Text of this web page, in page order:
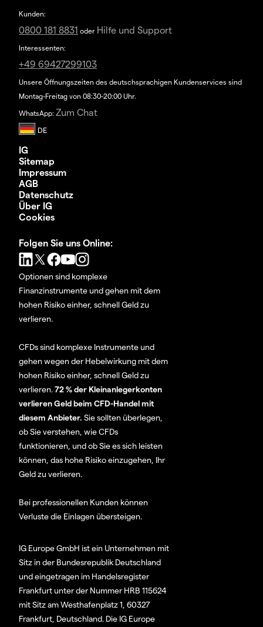
Kunden:
0800 181 8831 oder Hilfe und Support
Interessenten:
+49 69427299103
Unsere Öffnungszeiten des deutschsprachigen Kundenservices sind
Montag-Freitag von 08:30-20:00 Uhr.
WhatsApp: Zum Chat
IG
Sitemap
Impressum
AGB
Datenschutz
Über IG
Cookies
Folgen Sie uns Online:
Optionen sind komplexe
Finanzinstrumente und gehen mit dem
hohen Risiko einher, schnell Geld zu
verlieren.
CFDs sind komplexe Instrumente und
gehen wegen der Hebelwirkung mit dem
hohen Risiko einher, schnell Geld zu
verlieren.72 % der Kleinanlegerkonten
verlieren Geld beim CFD-Handel mit
diesem Anbieter. Sie sollten überlegen,
ob Sie verstehen, wie CFDs
funktionieren, und ob Sie es sich leisten
können, das hohe Risiko einzugehen, Ihr
Geld zu verlieren.
Bei professionellen Kunden können
Verluste die Einlagen übersteigen.
IG Europe GmbH ist ein Unternehmen mit
Sitz in der Bundesrepublik Deutschland
und eingetragen im Handelsregister
Frankfurt unter der Nummer HRB 115624
mit Sitz am Westhafenplatz 1, 60327
Frankfurt, Deutschland. Die IG Europe